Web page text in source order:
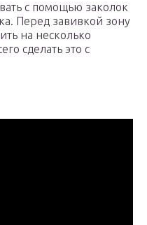
с помощью заколок
Перед завивкой зону
на несколько
сделать это с